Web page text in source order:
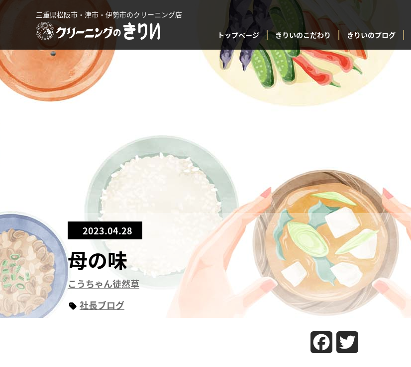
三重県松阪市・津市・伊勢市のクリーニング店
トップページ きりいのこだわり きりいのブログ
2023.04.28
母の味
こうちゃん徒然草
社長ブログ
Facebook